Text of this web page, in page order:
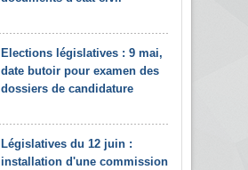
Elections législatives : 9 mai,
date butoir pour examen des
dossiers de candidature
Législatives du 12 juin :
installation d'une commission